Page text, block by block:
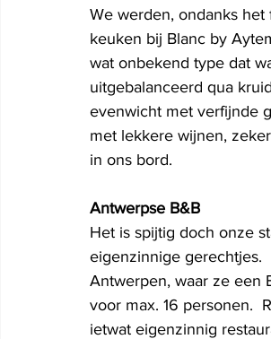
We werden, ondanks het
keuken bij Blanc by
wat onbekend type dat
uitgebalanceerd qua
evenwicht met verfijnde
met lekkere wijnen,
in ons bord.
Antwerpse B&B
Het is spijtig doch onze
eigenzinnige gerechtjes.
Antwerpen, waar ze een
voor max. 16 personen.
ietwat eigenzinnig